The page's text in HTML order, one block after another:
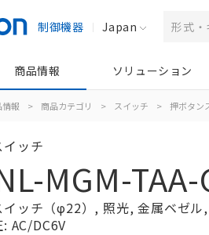
制御機器 Japan
商品情報 ソリューション
情報 > 商品カテゴリ > スイッチ > 押ボタン
ッチ
MGM-
イッチ（φ22）, 照光, 金属ベゼ
AC/DC6V